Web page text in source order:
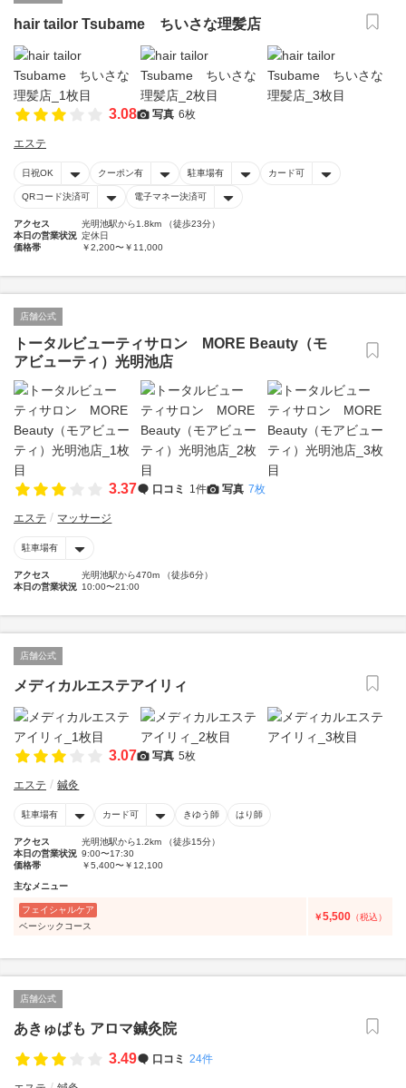
hair tailor Tsubame ちいさな理髪店
3.08 写真 6枚
エステ
日祝OK クーポン有 駐車場有 カード可
QRコード決済可 電子マネー決済可
アクセス
光明池駅から1.8km （徒歩23分）
本日の営業状況 定休日
価格帯
￥2,200〜￥11,000
店舗公式
トータルビューティサロン MORE Beauty（モ
アビューティ）光明池店
3.37 口コミ 1件 写真 7枚
エステ マッサージ
駐車場有
アクセス
光明池駅から470m （徒歩6分）
本日の営業状況 10:00〜21:00
店舗公式
メディカルエステアイリィ
3.07 写真 5枚
エステ 鍼灸
駐車場有 カード可 きゆう師 はり師
アクセス
光明池駅から1.2km （徒歩15分）
本日の営業状況 9:00〜17:30
価格帯
￥5,400〜￥12,100
主なメニュー
フェイシャルケア
ベーシックコース
￥5,500 （税込）
店舗公式
あきゅぱも アロマ鍼灸院
3.49
口コミ 24件